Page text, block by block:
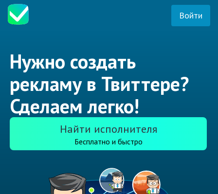
Войти
Нужно создать
рекламу в Твиттере?
Сделаем легко!
Найти исполнителя
Бесплатно и быстро